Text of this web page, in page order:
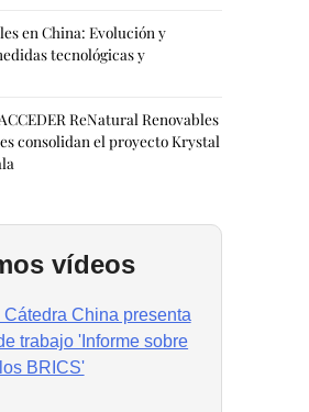
en China: Evolución y
tecnológicas y
ReNatural Renovables
consolidan el proyecto Krystal
vídeos
Cátedra China presenta
trabajo 'Informe sobre
los BRICS'